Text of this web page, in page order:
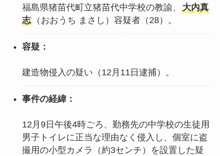
福島県猪苗代町立猪苗代中学校の教諭、 大内真
志（おおうち まさし）容疑者（28）。
容疑：
建造物侵入の疑い（12月11日逮捕）。
事件の経緯：
12月9日午後4時ごろ、勤務先の中学校の生徒用
男子トイレに正当な理由なく侵入し、個室に盗
撮用の小型カメラ（約3センチ）を設置した疑